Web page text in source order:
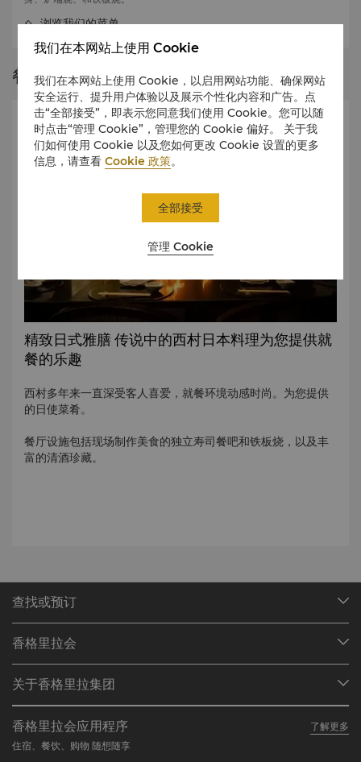
浏览我们的菜单
餐厅故事
精致日式雅膳 传说中的西村日本料理为您提供就
餐的乐趣
西村多年来一直深受客人喜爱，就餐环境动感时尚。为您提供
的日使菜肴。
餐厅设施包括现场制作美食的独立寿司餐吧和铁板烧，以及丰
富的清酒珍藏。
查找或预订
查找预订
餐厅与酒吧
香格里拉会
加入香格里拉会
常见问题
联络我们
关于香格里拉集团
我们的酒店品牌
香格里拉中心
职业发展
企业社会责任
香格里拉会应用程序
了解更多
住宿、餐饮、购物 随想随享
我们在本网站上使用 Cookie
我们在本网站上使用 Cookie，以启用网站功能、确保网站
安全运行、提升用户体验以及展示个性化内容和广告。点
击“全部接受”，即表示您同意我们使用 Cookie。您可以随
时点击“管理 Cookie”，管理您的 Cookie 偏好。 关于我
们如何使用 Cookie 以及您如何更改 Cookie 设置的更多
信息，请查看Cookie 政策。
管理 Cookie
全部接受